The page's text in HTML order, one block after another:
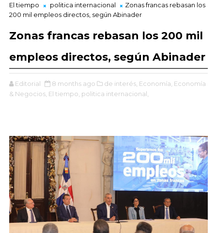
El tiempo
politica internacional
Zonas francas rebasan los
200 mil empleos directos, según Abinader
Zonas francas rebasan los 200 mil
empleos directos, según Abinader
Editorial 8 months ago de interés, Economía, Economía
& Negocios, El tiempo, politica internacional,